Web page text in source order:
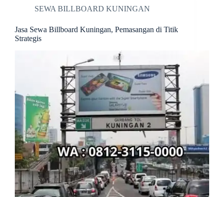
SEWA BILLBOARD KUNINGAN
Jasa Sewa Billboard Kuningan, Pemasangan di Titik
Strategis